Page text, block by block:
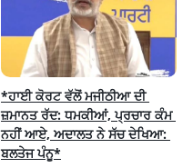
*ਹਾਈ ਕੋਰਟ ਵੱਲੋਂ ਮਜੀਠੀਆ ਦੀ
ਜ਼ਮਾਨਤ ਰੱਦ: ਧਮਕੀਆਂ, ਪ੍ਰਚਾਰ ਕੰਮ
ਨਹੀਂ ਆਏ, ਅਦਾਲਤ ਨੇ ਸੱਚ ਦੇਖਿਆ:
ਬਲਤੇਜ ਪੰਨੂ*